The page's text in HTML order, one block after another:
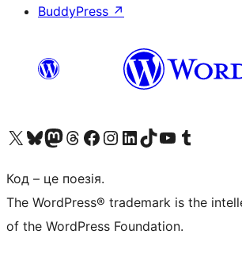
BuddyPress ↗
Visit our X (formerly Twitter) account
Visit our Bluesky account
Завітайте до нашої стрічки в Mastodon
Visit our Threads account
Завітайте на нашу сторінку в Facebook
Visit our Instagram account
Visit our LinkedIn account
Visit our TikTok account
Visit our YouTube channel
Visit our Tumblr account
Код – це поезія.
The WordPress® trademark is the
of the WordPress Foundation.